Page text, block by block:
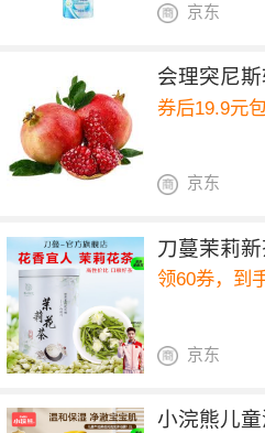
京东
会理突尼
券后19.9元
京东
刀蔓茉莉新
领60券，到
京东
小浣熊儿